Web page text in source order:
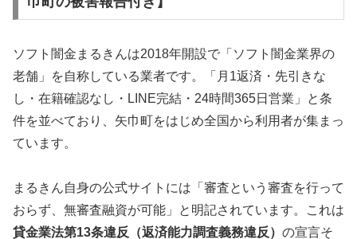
ソフト闇金まるきんは2018年開設で「ソフト闇金業界の
老舗」を自称している業者です。「月1返済・先引きな
し・在籍確認なし・LINE完結・24時間365日営業」と条
件を並べており、矢巾町をはじめ全国から利用者が集まっ
ています。
まるきん自身の公式サイトには「審査という審査を行って
おらず、無審査融資が可能」と明記されています。これは
貸金業法第13条違反（返済能力調査義務違反） の宣言そ